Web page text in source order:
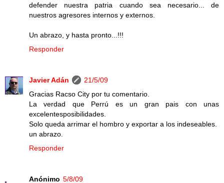
defender nuestra patria cuando sea necesario... de
nuestros agresores internos y externos.
Un abrazo, y hasta pronto...!!!
Responder
Javier Adán
21/5/09
Gracias Racso City por tu comentario.
La verdad que Perrú es un gran pais con unas
excelentesposibilidades.
Solo queda arrimar el hombro y exportar a los indeseables.
un abrazo.
Responder
Anónimo 5/8/09